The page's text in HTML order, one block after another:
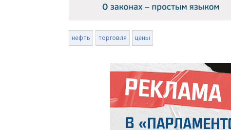
нефть торговля цены